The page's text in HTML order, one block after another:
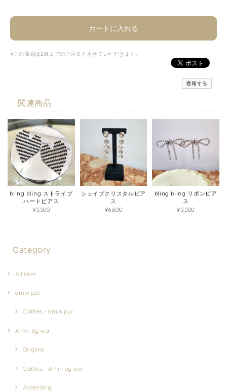
カートに入れる
※この商品は2点までのご注文とさせていただきます。
通報する
関連商品
bling bling ストライプ
ハートピアス
¥5,500
シェイプクリスタルピア
ス
¥6,600
bling bling リボンピア
ス
¥5,500
Category
All item
amin pur
Clothes - amin pur
Amin by w.a
Original
Clothes - Amin by w.a
Accessory